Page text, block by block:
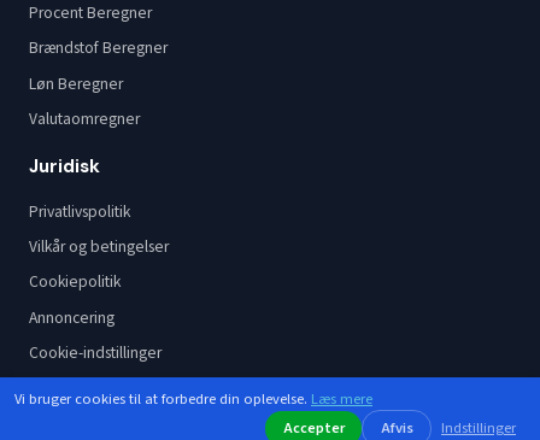
Procent Beregner
Brændstof Beregner
Løn Beregner
Valutaomregner
Juridisk
Privatlivspolitik
Vilkår og betingelser
Cookiepolitik
Annoncering
Cookie-indstillinger
Instagram Facebook
Vi bruger cookies til at forbedre din oplevelse. Læs mere
Accepter
Afvis Indstillinger